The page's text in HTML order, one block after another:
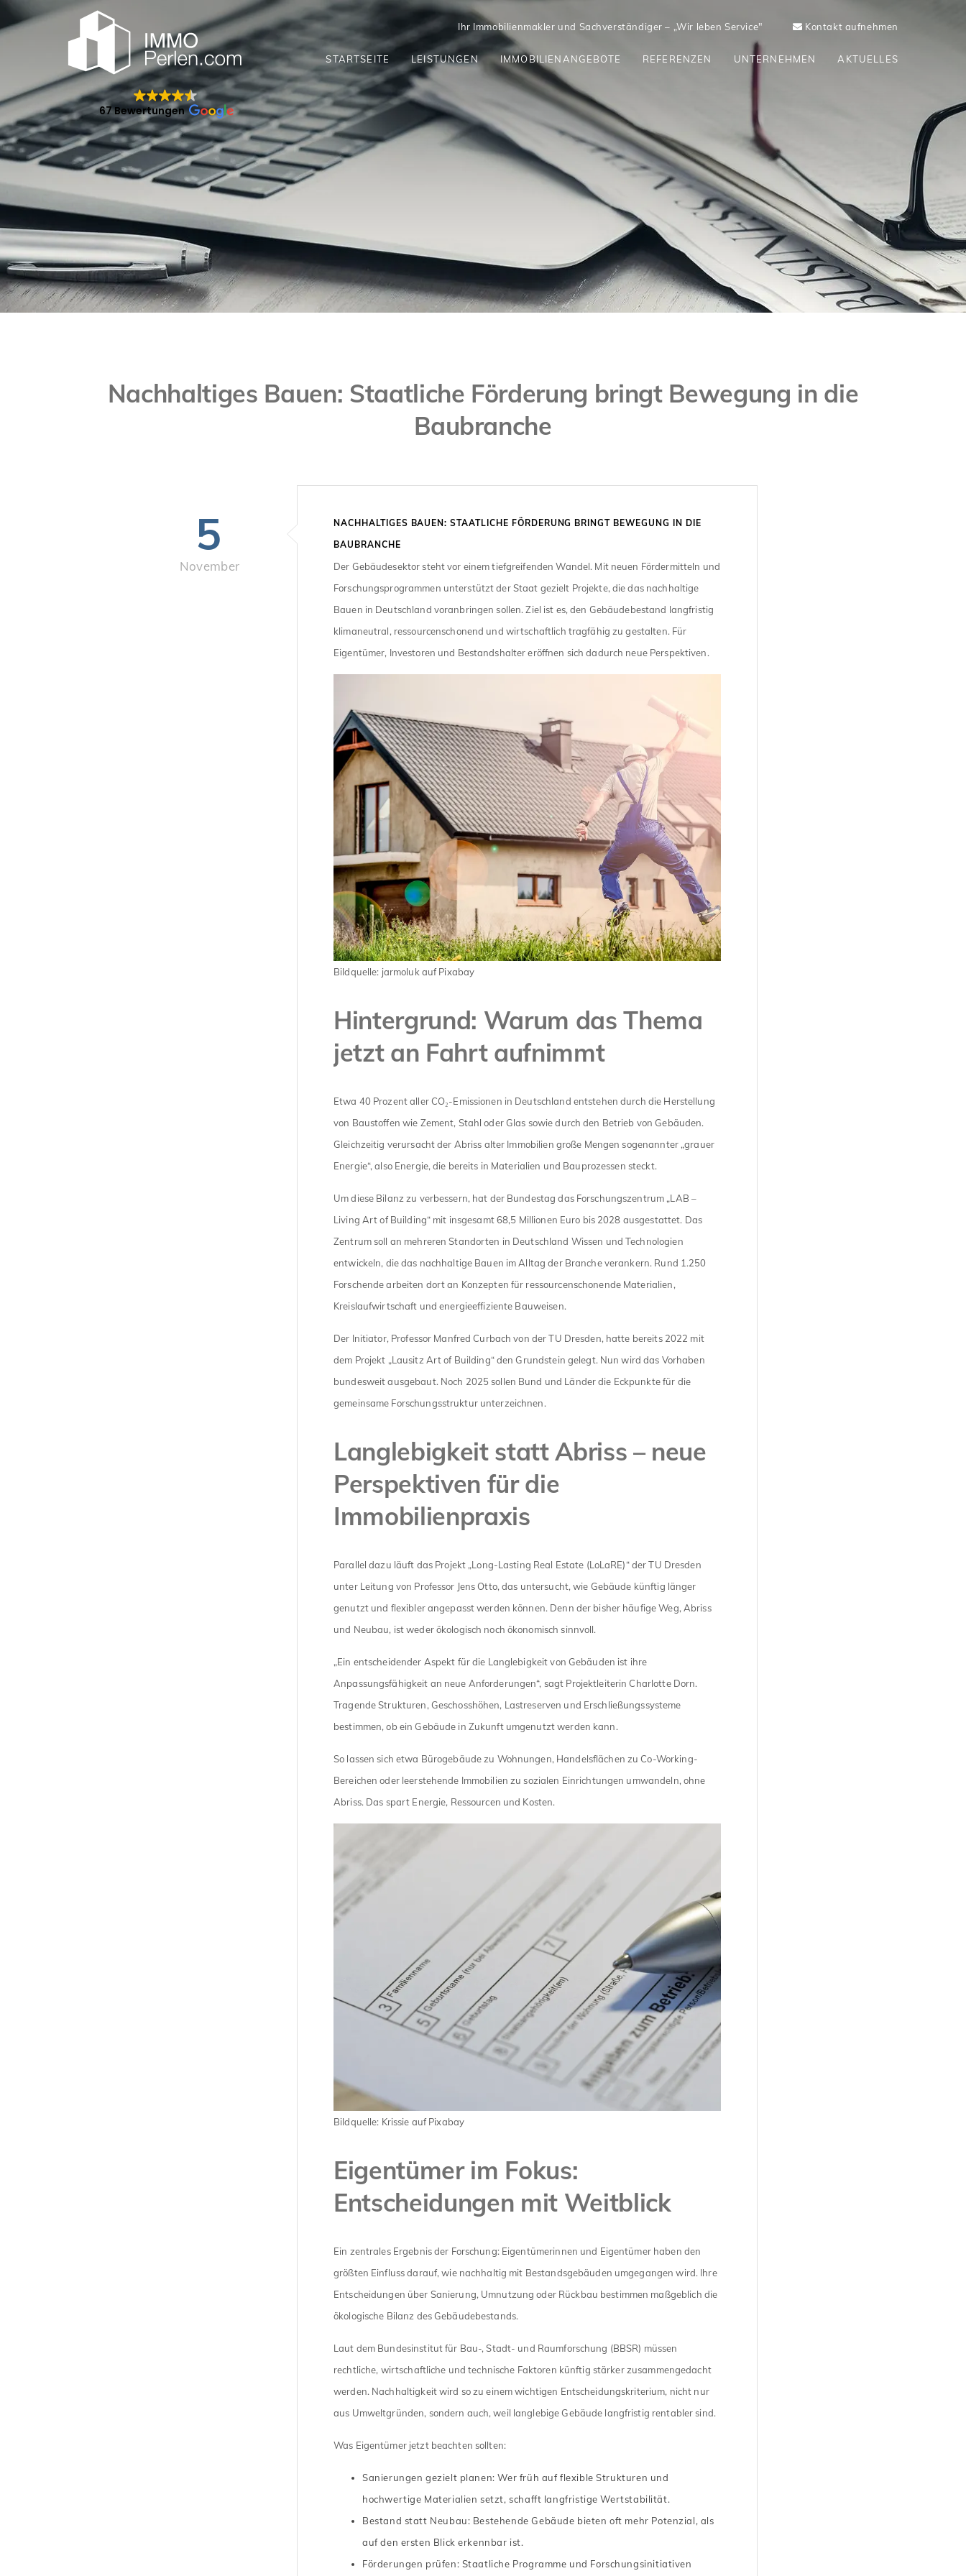
67 Bewertungen
Ihr Immobilienmakler und Sachverständiger – „Wir leben Service" Kontakt aufnehmen
STARTSEITE LEISTUNGEN IMMOBILIENANGEBOTE REFERENZEN UNTERNEHMEN AKTUELLES
Nachhaltiges Bauen: Staatliche Förderung bringt Bewegung in die
Baubranche
5
November
NACHHALTIGES BAUEN: STAATLICHE FÖRDERUNG BRINGT BEWEGUNG IN DIE
BAUBRANCHE
Der Gebäudesektor steht vor einem tiefgreifenden Wandel. Mit neuen Fördermitteln und
Forschungsprogrammen unterstützt der Staat gezielt Projekte, die das nachhaltige
Bauen in Deutschland voranbringen sollen. Ziel ist es, den Gebäudebestand langfristig
klimaneutral, ressourcenschonend und wirtschaftlich tragfähig zu gestalten. Für
Eigentümer, Investoren und Bestandshalter eröffnen sich dadurch neue Perspektiven.
Bildquelle: jarmoluk auf Pixabay
Hintergrund: Warum das Thema
jetzt an Fahrt aufnimmt
Etwa 40 Prozent aller CO₂-Emissionen in Deutschland entstehen durch die Herstellung
von Baustoffen wie Zement, Stahl oder Glas sowie durch den Betrieb von Gebäuden.
Gleichzeitig verursacht der Abriss alter Immobilien große Mengen sogenannter „grauer
Energie“, also Energie, die bereits in Materialien und Bauprozessen steckt.
Um diese Bilanz zu verbessern, hat der Bundestag das Forschungszentrum „LAB –
Living Art of Building“ mit insgesamt 68,5 Millionen Euro bis 2028 ausgestattet. Das
Zentrum soll an mehreren Standorten in Deutschland Wissen und Technologien
entwickeln, die das nachhaltige Bauen im Alltag der Branche verankern. Rund 1.250
Forschende arbeiten dort an Konzepten für ressourcenschonende Materialien,
Kreislaufwirtschaft und energieeffiziente Bauweisen.
Der Initiator, Professor Manfred Curbach von der TU Dresden, hatte bereits 2022 mit
dem Projekt „Lausitz Art of Building“ den Grundstein gelegt. Nun wird das Vorhaben
bundesweit ausgebaut. Noch 2025 sollen Bund und Länder die Eckpunkte für die
gemeinsame Forschungsstruktur unterzeichnen.
Langlebigkeit statt Abriss – neue
Perspektiven für die
Immobilienpraxis
Parallel dazu läuft das Projekt „Long-Lasting Real Estate (LoLaRE)“ der TU Dresden
unter Leitung von Professor Jens Otto, das untersucht, wie Gebäude künftig länger
genutzt und flexibler angepasst werden können. Denn der bisher häufige Weg, Abriss
und Neubau, ist weder ökologisch noch ökonomisch sinnvoll.
„Ein entscheidender Aspekt für die Langlebigkeit von Gebäuden ist ihre
Anpassungsfähigkeit an neue Anforderungen“, sagt Projektleiterin Charlotte Dorn.
Tragende Strukturen, Geschosshöhen, Lastreserven und Erschließungssysteme
bestimmen, ob ein Gebäude in Zukunft umgenutzt werden kann.
So lassen sich etwa Bürogebäude zu Wohnungen, Handelsflächen zu Co-Working-
Bereichen oder leerstehende Immobilien zu sozialen Einrichtungen umwandeln, ohne
Abriss. Das spart Energie, Ressourcen und Kosten.
Bildquelle: Krissie auf Pixabay
Eigentümer im Fokus:
Entscheidungen mit Weitblick
Ein zentrales Ergebnis der Forschung: Eigentümerinnen und Eigentümer haben den
größten Einfluss darauf, wie nachhaltig mit Bestandsgebäuden umgegangen wird. Ihre
Entscheidungen über Sanierung, Umnutzung oder Rückbau bestimmen maßgeblich die
ökologische Bilanz des Gebäudebestands.
Laut dem Bundesinstitut für Bau-, Stadt- und Raumforschung (BBSR) müssen
rechtliche, wirtschaftliche und technische Faktoren künftig stärker zusammengedacht
werden. Nachhaltigkeit wird so zu einem wichtigen Entscheidungskriterium, nicht nur
aus Umweltgründen, sondern auch, weil langlebige Gebäude langfristig rentabler sind.
Was Eigentümer jetzt beachten sollten:
Sanierungen gezielt planen: Wer früh auf flexible Strukturen und
hochwertige Materialien setzt, schafft langfristige Wertstabilität.
Bestand statt Neubau: Bestehende Gebäude bieten oft mehr Potenzial, als
auf den ersten Blick erkennbar ist.
Förderungen prüfen: Staatliche Programme und Forschungsinitiativen